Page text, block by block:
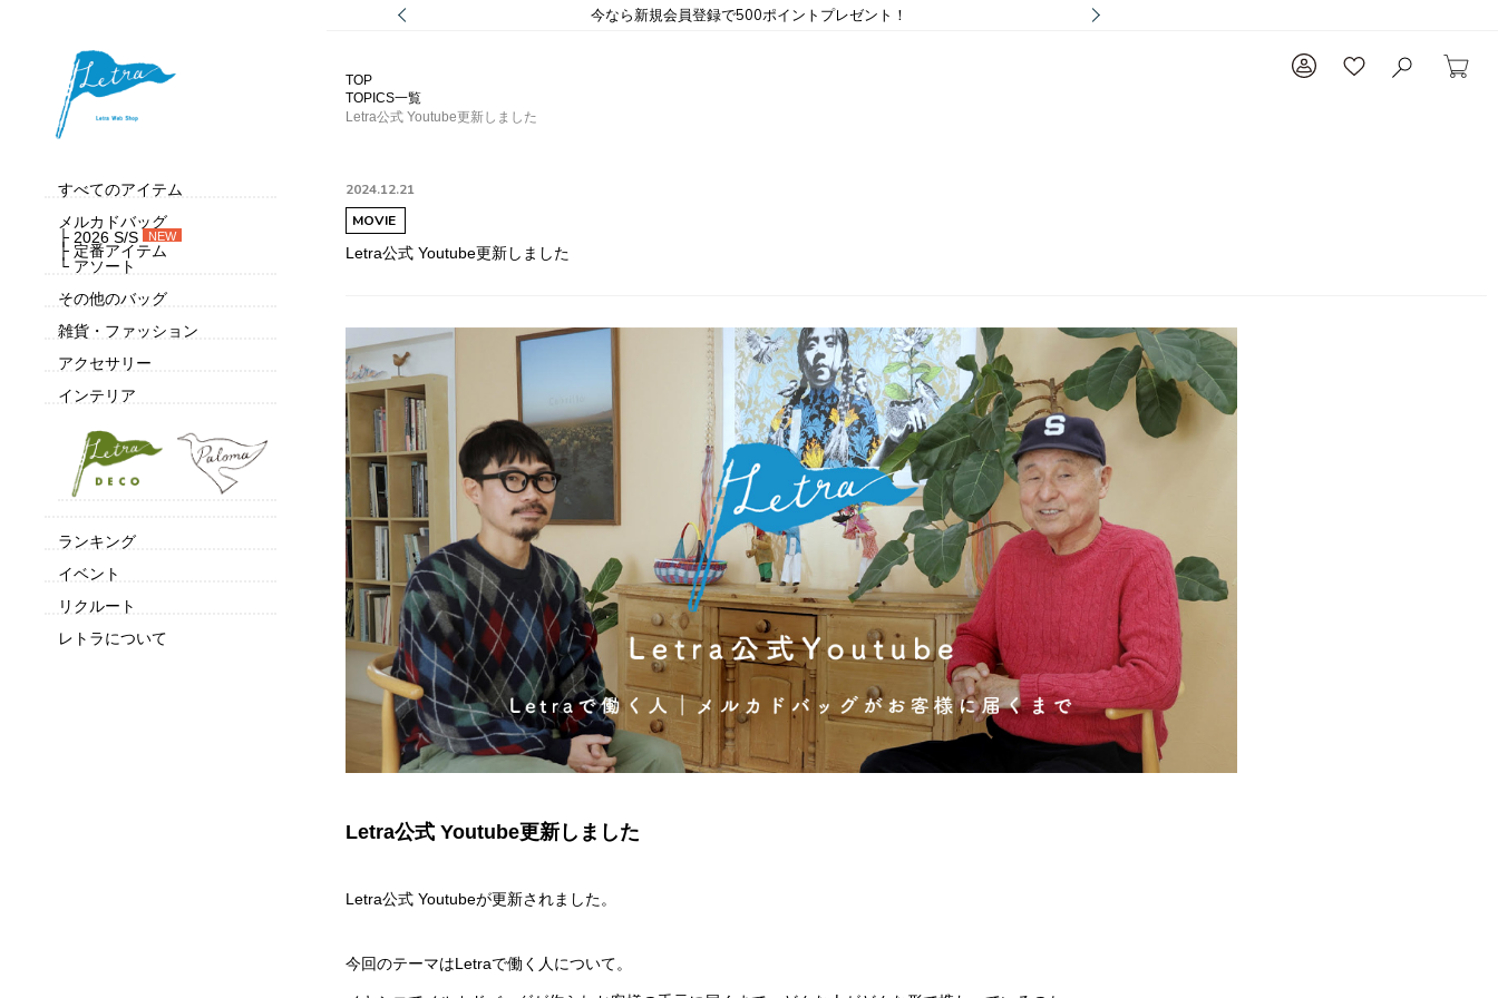
今なら新規会員登録で500ポイントプレゼント！
すべてのアイテム
メルカドバッグ
├ 2026 S/S
NEW
├ 定番アイテム
└ アソート
その他のバッグ
雑貨・ファッション
アクセサリー
インテリア
ランキング
イベント
リクルート
レトラについて
TOP
TOPICS一覧
Letra公式 Youtube更新しました
2024.12.21
MOVIE
Letra公式 Youtube更新しました
Letra公式 Youtube更新しました
Letra公式 Youtubeが更新されました。
今回のテーマはLetraで働く人について。